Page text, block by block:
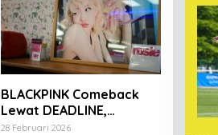
BLACKPINK Comeback
Lewat DEADLINE,
YouTube Tembus 100
28 Februari 2026